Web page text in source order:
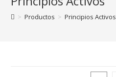
> Productos > Principios Activos